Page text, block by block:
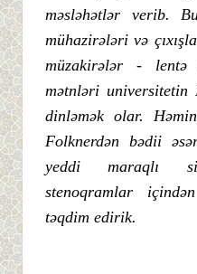
məsləhətlər verib.
mühazirələrivə çıxış
müzakirələr - lentə
mətnləri universitetin
dinləmək olar. Həmin
Folknerdənbədii əsə
yeddi maraqlı
stenoqramlar içində
təqdim edirik.